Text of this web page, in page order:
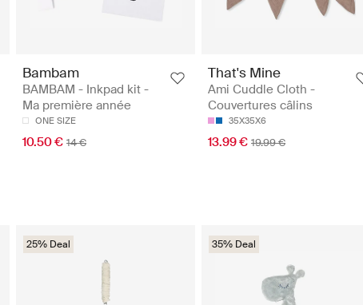
Bambam
BAMBAM - Inkpad kit -
Ma première année
ONE SIZE
10.50 € 14 €
That's Mine
Ami Cuddle Cloth -
Couvertures câlins
35X35X6
13.99 € 19.99 €
25% Deal 35% Deal